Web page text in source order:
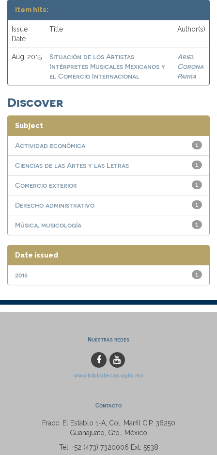
Item hits:
Issue
Date
Title Author(s)
Aug-2015
Situación de los Artistas
Intérpretes Musicales Mexicanos y
el Comercio Internacional
Ariel
Corona
Parra
Discover
Subject
1
Actividad económica
1
Ciencias de las Artes y las Letras
1
Comercio exterior
1
Derecho administrativo
1
Música, musicología
Date issued
1
2015
Nuestras redes
www.bibliotecas.ugto.mx
Contacto
Fracc. El Establo 1-A, Col. Marfil C.P. 36250
Guanajuato, Gto., México
Tel: +52 (473) 7320006 Ext. 5538